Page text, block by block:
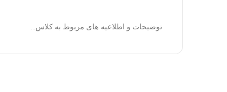
توضیحات و اطلاعیه های مربوط به کلاس…